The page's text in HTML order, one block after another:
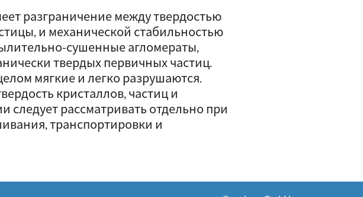
разграничение между твердостью
и механической стабильностью
сушенные агломераты,
твердых первичных частиц.
мягкие и легко разрушаются.
кристаллов, частиц и
следует рассматривать отдельно при
транспортировки и